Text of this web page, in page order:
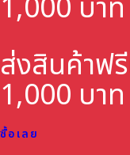
1,000 บาท
ส่งสินค้าฟรี
1,000 บาท
ซื้อเลย